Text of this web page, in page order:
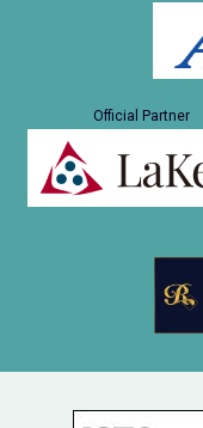
Official Partner